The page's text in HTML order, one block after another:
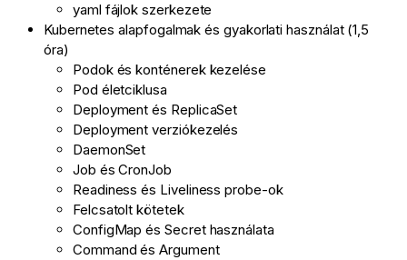
yaml fájlok szerkezete
Kubernetes alapfogalmak és gyakorlati használat (1,5
óra)
Podok és konténerek kezelése
Pod életciklusa
Deployment és ReplicaSet
Deployment verziókezelés
DaemonSet
Job és CronJob
Readiness és Liveliness probe-ok
Felcsatolt kötetek
ConfigMap és Secret használata
Command és Argument